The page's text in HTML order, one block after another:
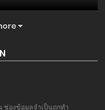
ช่องข้อมูลจำเป็นถูกทำ